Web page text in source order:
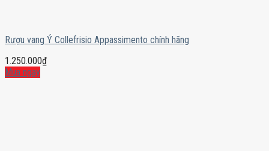
Rượu vang Ý Collefrisio Appassimento chính hãng
1.250.000₫
Mua ngay